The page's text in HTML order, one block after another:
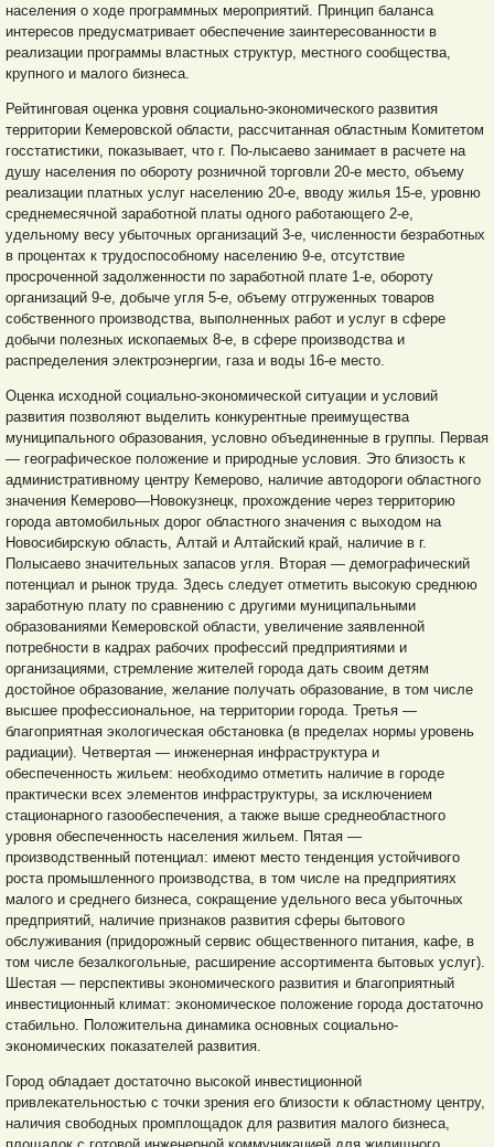
населения о ходе программных мероприятий. Принцип баланса
интересов предусматривает обеспечение заинтересованности в
реализации программы властных структур, местного сообщества,
крупного и малого бизнеса.
Рейтинговая оценка уровня социально-экономического развития
территории Кемеровской области, рассчитанная областным Комитетом
госстатистики, показывает, что г. По-лысаево занимает в расчете на
душу населения по обороту розничной торговли 20-е место, объему
реализации платных услуг населению 20-е, вводу жилья 15-е, уровню
среднемесячной заработной платы одного работающего 2-е,
удельному весу убыточных организаций 3-е, численности безработных
в процентах к трудоспособному населению 9-е, отсутствие
просроченной задолженности по заработной плате 1-е, обороту
организаций 9-е, добыче угля 5-е, объему отгруженных товаров
собственного производства, выполненных работ и услуг в сфере
добычи полезных ископаемых 8-е, в сфере производства и
распределения электроэнергии, газа и воды 16-е место.
Оценка исходной социально-экономической ситуации и условий
развития позволяют выделить конкурентные преимущества
муниципального образования, условно объединенные в группы. Первая
— географическое положение и природные условия. Это близость к
административному центру Кемерово, наличие автодороги областного
значения Кемерово—Новокузнецк, прохождение через территорию
города автомобильных дорог областного значения с выходом на
Новосибирскую область, Алтай и Алтайский край, наличие в г.
Полысаево значительных запасов угля. Вторая — демографический
потенциал и рынок труда. Здесь следует отметить высокую среднюю
заработную плату по сравнению с другими муниципальными
образованиями Кемеровской области, увеличение заявленной
потребности в кадрах рабочих профессий предприятиями и
организациями, стремление жителей города дать своим детям
достойное образование, желание получать образование, в том числе
высшее профессиональное, на территории города. Третья —
благоприятная экологическая обстановка (в пределах нормы уровень
радиации). Четвертая — инженерная инфраструктура и
обеспеченность жильем: необходимо отметить наличие в городе
практически всех элементов инфраструктуры, за исключением
стационарного газообеспечения, а также выше среднеобластного
уровня обеспеченность населения жильем. Пятая —
производственный потенциал: имеют место тенденция устойчивого
роста промышленного производства, в том числе на предприятиях
малого и среднего бизнеса, сокращение удельного веса убыточных
предприятий, наличие признаков развития сферы бытового
обслуживания (придорожный сервис общественного питания, кафе, в
том числе безалкогольные, расширение ассортимента бытовых услуг).
Шестая — перспективы экономического развития и благоприятный
инвестиционный климат: экономическое положение города достаточно
стабильно. Положительна динамика основных социально-
экономических показателей развития.
Город обладает достаточно высокой инвестиционной
привлекательностью с точки зрения его близости к областному центру,
наличия свободных промплощадок для развития малого бизнеса,